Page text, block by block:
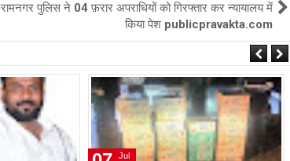
रामनगर पुलिस ने 04 फ़रार अपराधियों को गिरफ्तार कर न्यायालय में
किया पेश publicpravakta.com
Jul